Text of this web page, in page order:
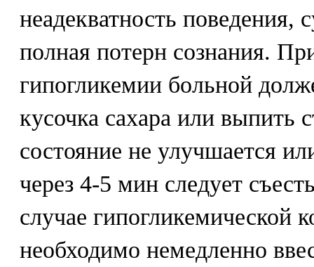
неадекватность поведения,
полная потерн сознания.
гипогликемии больной
кусочка сахара или выпить
состояние не улучшается
через 4-5 мин следует
случае гипогликемической
необходимо немедленно